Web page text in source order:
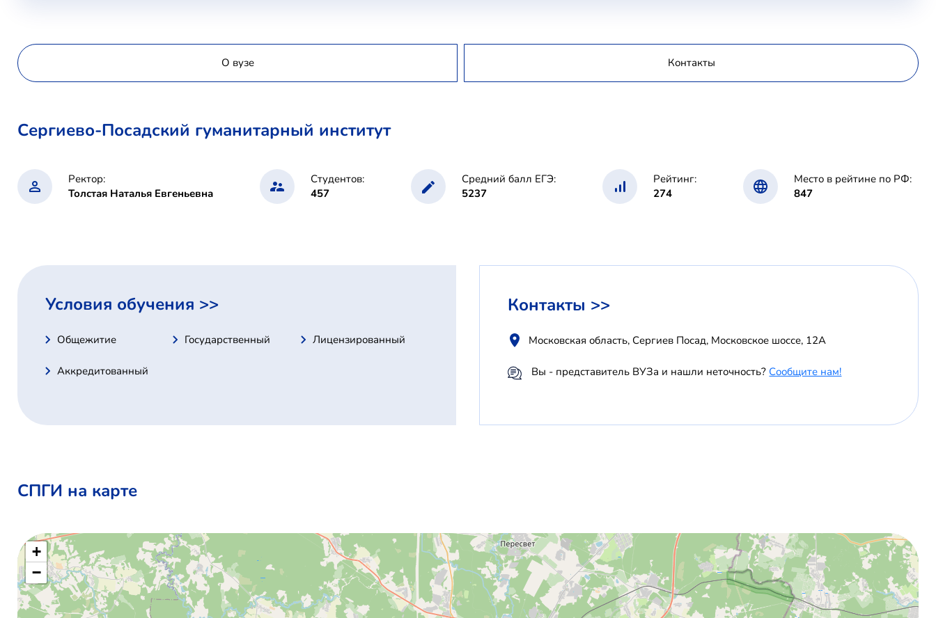
О вузе Контакты
Сергиево-Посадский гуманитарный институт
Ректор:
Толстая Наталья Евгеньевна
Студентов:
457
Средний балл ЕГЭ:
5237
Рейтинг:
274
Место в рейтине по РФ:
847
Условия обучения >>
Общежитие Государственный Лицензированный
Аккредитованный
Контакты >>
Московская область, Сергиев Посад, Московское шоссе, 12А
Вы - представитель ВУЗа и нашли неточность? Сообщите нам!
СПГИ на карте
+
−